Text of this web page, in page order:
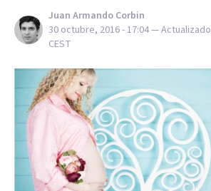
Juan Armando Corbin
30 octubre, 2016 - 17:04— Actualizado
CEST